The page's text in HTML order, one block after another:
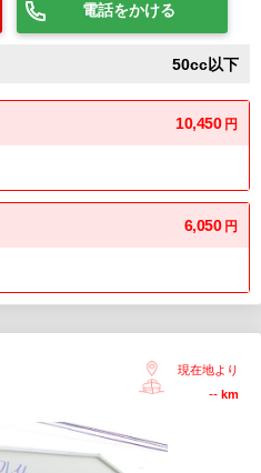
電話をかける
50cc以下
10,450 円
6,050 円
現在地より
-- km